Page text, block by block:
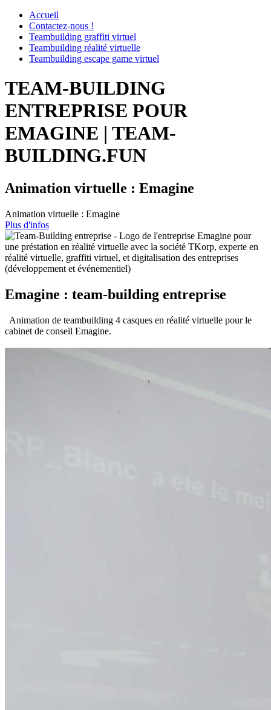
Accueil
Contactez-nous !
Teambuilding graffiti virtuel
Teambuilding réalité virtuelle
Teambuilding escape game virtuel
TEAM-BUILDING
ENTREPRISE POUR
EMAGINE | TEAM-
BUILDING.FUN
Animation virtuelle : Emagine
Animation virtuelle : Emagine
Plus d'infos
Emagine : team-building entreprise
Animation de teambuilding 4 casques en réalité virtuelle pour le
cabinet de conseil Emagine.